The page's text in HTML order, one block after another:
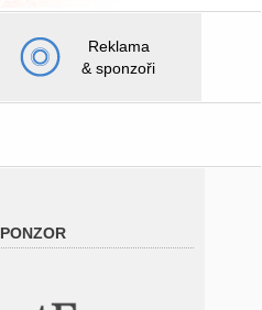
Reklama
& sponzoři